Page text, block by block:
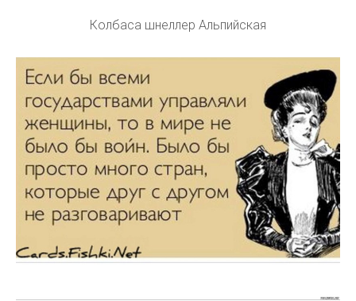
Колбаса шнеллер Альпийская